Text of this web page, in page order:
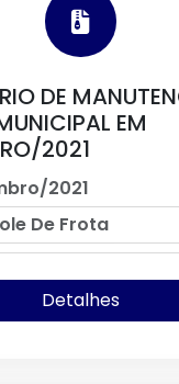
DE
EM
2021
2021
De Frota
Detalhes